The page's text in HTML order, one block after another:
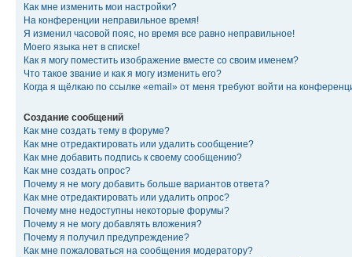
Как мне изменить мои настройки?
На конференции неправильное время!
Я изменил часовой пояс, но время все равно неправильное!
Моего языка нет в списке!
Как я могу поместить изображение вместе со своим именем?
Что такое звание и как я могу изменить его?
Когда я щёлкаю по ссылке «email» от меня требуют войти на
Создание сообщений
Как мне создать тему в форуме?
Как мне отредактировать или удалить сообщение?
Как мне добавить подпись к своему сообщению?
Как мне создать опрос?
Почему я не могу добавить больше вариантов ответа?
Как мне отредактировать или удалить опрос?
Почему мне недоступны некоторые форумы?
Почему я не могу добавлять вложения?
Почему я получил предупреждение?
Как мне пожаловаться на сообщения модератору?